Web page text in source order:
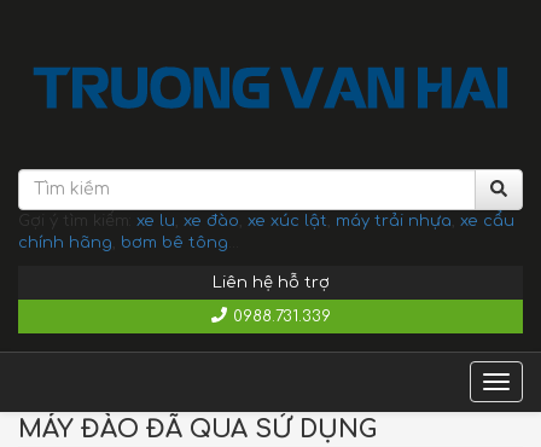
Gợi ý tìm kiếm: xe lu xe đào xe xúc lật máy trải nhựa xe cẩu
chính hãng
bơm bê tông
Liên hệ hỗ trợ
0988.731.339
MÁY ĐÀO ĐÃ QUA SỬ DỤNG